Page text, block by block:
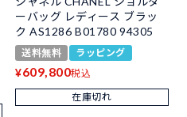
ーバッグ レディース ブラッ
ク AS1286 B01780 94305
送料無料 ラッピング
¥609,800税込
在庫切れ